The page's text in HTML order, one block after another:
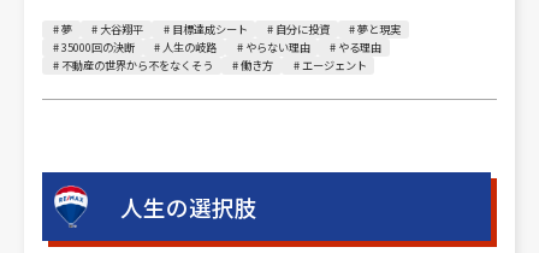
# 夢 # 大谷翔平 # 目標達成シート # 自分に投資
# 夢と現実
# 35000回の決断
# 人生の岐路 # やらない理由
# やる理由
# 不動産の世界から不をなくそう
# 働き方 # エージェント
人生の選択肢